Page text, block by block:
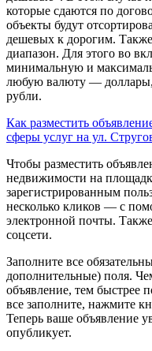
которые сдаются по
объекты будут
дешевых к дорогим.
диапазон. Для этого во
минимальную и
любую валюту — доллары,
рубли.
Как разместить
сферы услуг на ул.
Чтобы разместить
недвижимости на
зарегистрированным
несколько кликов — с
электронной почты.
соцсети.
Заполните все
дополнительные) поля.
объявление, тем быстрее
все заполните, нажмите
Теперь ваше объявление
опубликует.